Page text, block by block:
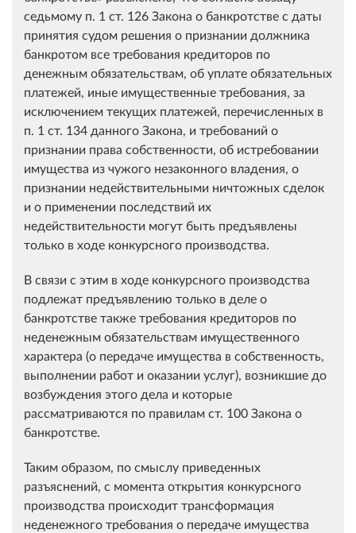
седьмому п. 1 ст. 126 Закона о банкротстве с даты
принятия судом решения о признании должника
банкротом все требования кредиторов по
денежным обязательствам, об уплате обязательных
платежей, иные имущественные требования, за
исключением текущих платежей, перечисленных в
п. 1 ст. 134 данного Закона, и требований о
признании права собственности, об истребовании
имущества из чужого незаконного владения, о
признании недействительными ничтожных сделок
и о применении последствий их
недействительности могут быть предъявлены
только в ходе конкурсного производства.
В связи с этим в ходе конкурсного производства
подлежат предъявлению только в деле о
банкротстве также требования кредиторов по
неденежным обязательствам имущественного
характера (о передаче имущества в собственность,
выполнении работ и оказании услуг), возникшие до
возбуждения этого дела и которые
рассматриваются по правилам ст. 100 Закона о
банкротстве.
Таким образом, по смыслу приведенных
разъяснений, с момента открытия конкурсного
производства происходит трансформация
неденежного требования о передаче имущества